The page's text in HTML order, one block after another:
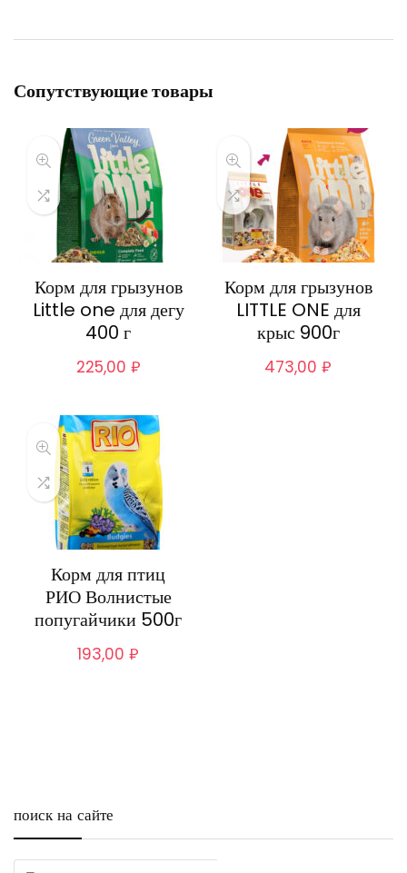
Сопутствующие товары
Корм для грызунов
Little one для дегу
400 г
225,00 ₽
Корм для грызунов
LITTLE ONE для
крыс 900г
473,00₽
Корм для птиц
РИО Волнистые
попугайчики 500г
193,00₽
поиск на сайте